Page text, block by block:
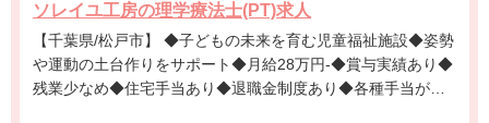
ソレイユ工房の理学療法士(PT)求人
【千葉県/松戸市】 ◆子どもの未来を育む児童福祉施設◆姿勢
や運動の土台作りをサポート◆月給28万円-◆賞与実績あり◆
残業少なめ◆住宅手当あり◆退職金制度あり◆各種手当が充